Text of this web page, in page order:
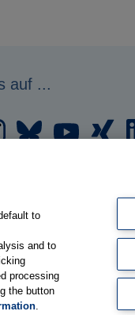
auf ...
to
and to
processing
the button
.